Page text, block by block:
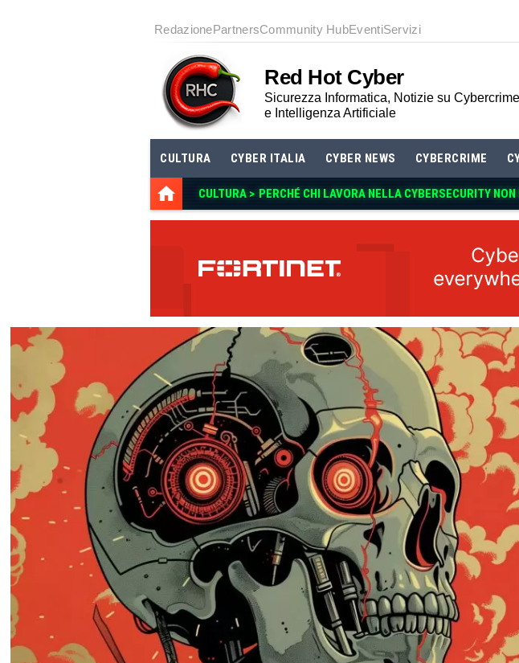
RedazionePartnersCommunity HubEventiServizi
Red Hot Cyber
Sicurezza Informatica, Notizie su
e Intelligenza Artificiale
CULTURA CYBER ITALIA CYBER NEWS CYBERCRIME
CULTURA > PERCHÉ CHI LAVORA NELLA CYBERSECURI